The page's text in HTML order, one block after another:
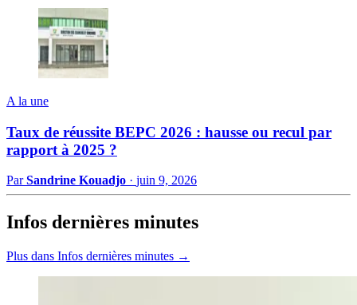
A la une
Taux de réussite BEPC 2026 : hausse ou recul par
rapport à 2025 ?
ParSandrine Kouadjo · juin 9, 2026
Infos dernières minutes
Plus dans Infos dernières minutes →